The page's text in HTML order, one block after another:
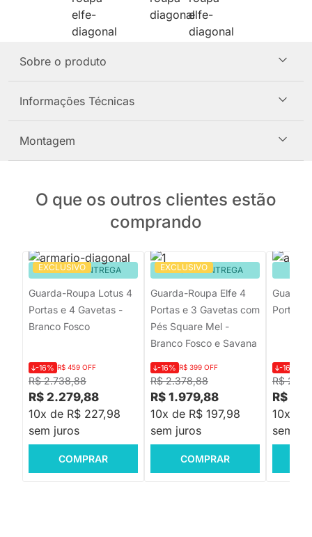
Sobre o produto
Informações Técnicas
Montagem
O que os outros clientes estão
comprando
EXCLUSIVO
PRONTA ENTREGA
Guarda-Roupa Lotus 4
Portas e 4 Gavetas -
Branco Fosco
R$ 2.738,88
-16% R$ 459 OFF
R$ 2.279,88
10x de R$ 227,98
sem juros
COMPRAR
EXCLUSIVO
PRONTA ENTREGA
Guarda-Roupa Elfe 4
Portas e 3 Gavetas com
Pés Square Mel -
Branco Fosco e Savana
R$ 2.378,88
-16% R$ 399 OFF
R$ 1.979,88
10x de R$ 197,98
sem juros
COMPRAR
Portas -
R$
-16%
R$
10x de
sem